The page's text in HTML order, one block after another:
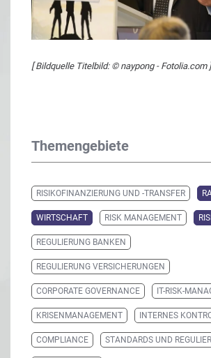
[ Bildquelle Titelbild: © naypong - Fotolia.com ]
Themengebiete
RISIKOFINANZIERUNG UND -TRANSFER
WIRTSCHAFT RISK MANAGEMENT
REGULIERUNG BANKEN
REGULIERUNG VERSICHERUNGEN
CORPORATE GOVERNANCE IT-RISK-
KRISENMANAGEMENT INTERNES
COMPLIANCE STANDARDS UND